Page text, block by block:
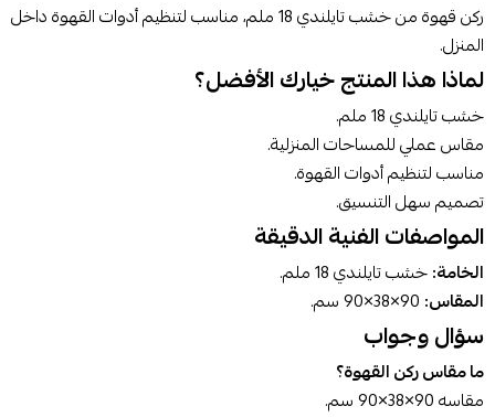
أوافق على سياسة الشراء
اطلب المنتج
ركن قهوة من خشب تايلندي 18 ملم، مناسب لتنظيم أدوات القهوة داخل
المنزل.
لماذا هذا المنتج خيارك الأفضل؟
خشب تايلندي 18 ملم.
مقاس عملي للمساحات المنزلية.
مناسب لتنظيم أدوات القهوة.
تصميم سهل التنسيق.
المواصفات الفنية الدقيقة
الخامة:خشب تايلندي 18 ملم.
المقاس:
سؤال وجواب
ما مقاس ركن القهوة؟
مقاسه 90×38×90 سم.